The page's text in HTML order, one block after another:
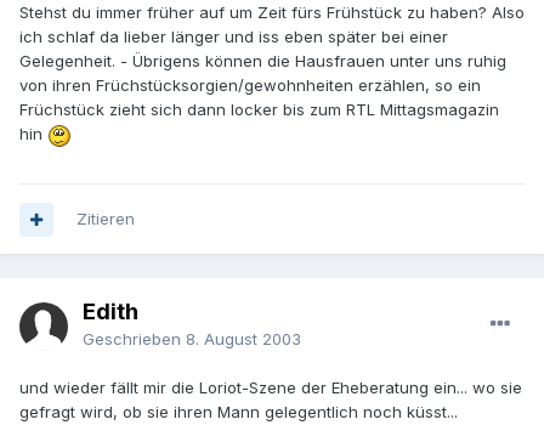
Stehst du immer früher auf um Zeit fürs Frühstück zu haben? Also
ich schlaf da lieber länger und iss eben später bei einer
Gelegenheit. - Übrigens können die Hausfrauen unter uns ruhig
von ihren Früchstücksorgien/gewohnheiten erzählen, so ein
Früchstück zieht sich dann locker bis zum RTL Mittagsmagazin
hin
Zitieren
Edith
Geschrieben 8. August 2003
und wieder fällt mir die Loriot-Szene der Eheberatung ein... wo sie
gefragt wird, ob sie ihren Mann gelegentlich noch küsst...